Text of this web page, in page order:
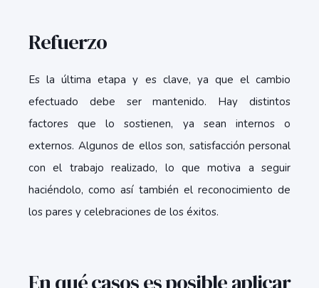
Refuerzo
Es la última etapa y es clave, ya que el cambio
efectuado debe ser mantenido. Hay distintos
factores que lo sostienen, ya sean internos o
externos. Algunos de ellos son, satisfacción personal
con el trabajo realizado, lo que motiva a seguir
haciéndolo, como así también el reconocimiento de
los pares y celebraciones de los éxitos.
En qué casos es posible aplicar